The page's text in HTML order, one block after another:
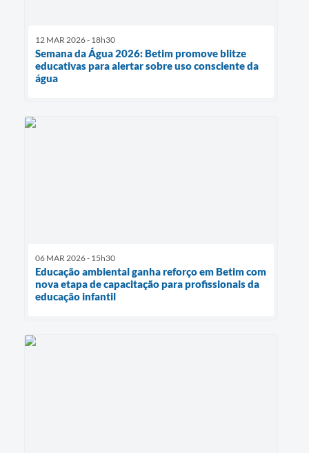
12 MAR 2026 - 18h30
Semana da Água 2026: Betim promove blitze
educativas para alertar sobre uso consciente da
água
06 MAR 2026 - 15h30
Educação ambiental ganha reforço em Betim com
nova etapa de capacitação para profissionais da
educação infantil